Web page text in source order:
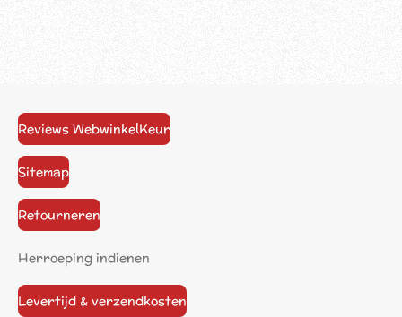
Reviews WebwinkelKeur
Sitemap
Retourneren
Herroeping indienen
Levertijd & verzendkosten